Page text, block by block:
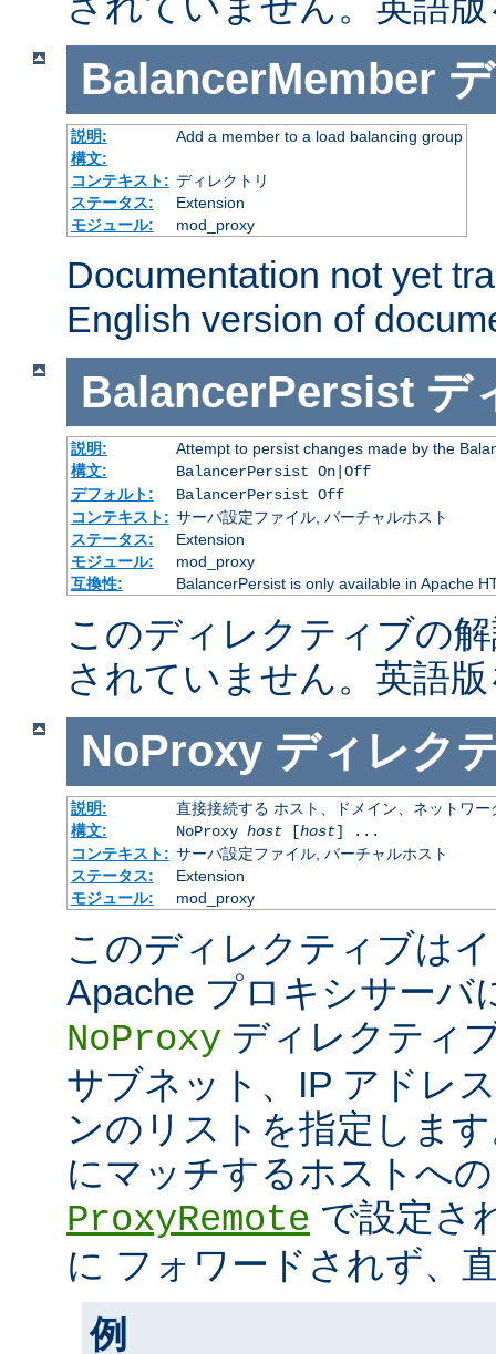
BalancerMember
説明:
Add a member to a load balancing group
構文:
コンテキスト: ディレクトリ
ステータス:
Extension
モジュール:
mod_proxy
Documentation not yet
English version of
BalancerPersist デ
説明:
Attempt to persist changes made by the
構文:
BalancerPersist On|Off
デフォルト:
BalancerPersist Off
コンテキスト: サーバ設定ファイル, バーチャルホスト
ステータス:
Extension
モジュール:
mod_proxy
互換性:
BalancerPersist is only available in Apache
このディレクティブの
されていません。英語
NoProxy ディレク
説明:
直接接続する ホスト、ドメイン、ネットワー
構文:
NoProxy host[host] ...
コンテキスト: サーバ設定ファイル, バーチャルホスト
ステータス:
Extension
モジュール:
mod_proxy
このディレクティブは
Apache プロキシサーバ
NoProxy ディレクティ
サブネット、IP アドレ
ンのリストを指定しま
にマッチするホストへ
ProxyRemote で設定さ
に フォワードされず、
例